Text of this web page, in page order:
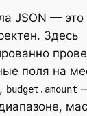
JSON —
Здесь
поля на
budget.amount